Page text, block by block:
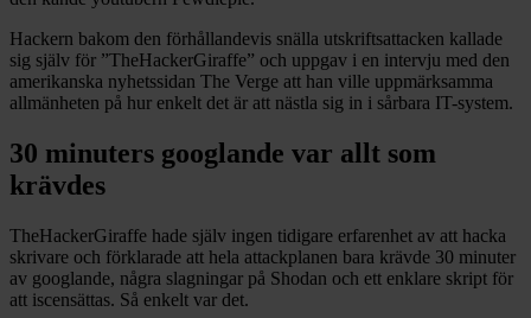
Hackern bakom den förhållandevis snälla utskriftsattacken kallade
sig själv för ”TheHackerGiraffe” och uppgav i en intervju med den
amerikanska nyhetssidan The Verge att han ville uppmärksamma
allmänheten på hur enkelt det är att nästla sig in i sårbara IT-system.
30 minuters googlande var allt som
krävdes
TheHackerGiraffe hade själv ingen tidigare erfarenhet av att hacka
skrivare och förklarade att hela attackplanen bara krävde 30 minuter
av googlande, några slagningar på Shodan och ett enklare skript för
att iscensättas. Så enkelt var det.